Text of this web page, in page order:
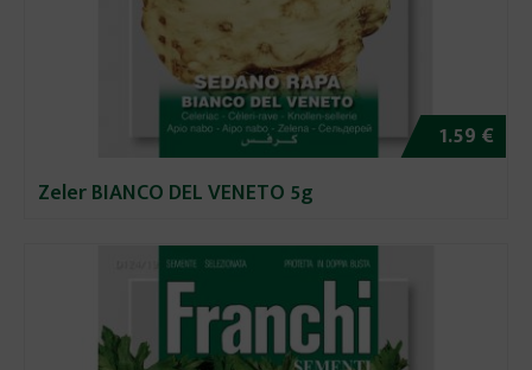
1.59 €
Zeler BIANCO DEL VENETO 5g